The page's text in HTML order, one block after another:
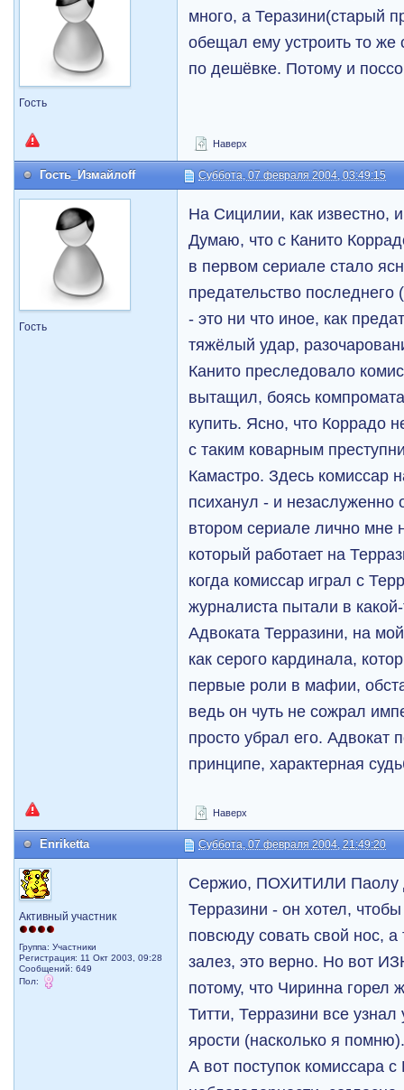
Гость
много, а Теразини(старый
обещал ему устроить то
по дешёвке. Потому и
Наверх
Гость_Измайлоff Суббота, 07 февраля 2004, 03:49:15
Гость
На Сицилии, как известно,
Думаю, что с Канито
в первом сериале стало
предательство
- это ни что иное, как
тяжёлый удар,
Канито преследовало
вытащил, боясь
купить. Ясно, что Коррадо
с таким коварным
Камастро. Здесь комиссар
психанул - и
втором сериале лично мне
который работает на
когда комиссар играл с
журналиста пытали в
Адвоката Терразини, на
как серого кардинала,
первые роли в мафии,
ведь он чуть не сожрал
просто убрал его. Адвокат
принципе, характерная
Наверх
Enriketta Суббота, 07 февраля 2004, 21:49:20
Активный участник
Группа: Участники
Регистрация: 11 Окт 2003, 09:28
Сообщений: 649
Пол:
Сержио, ПОХИТИЛИ Паолу
Терразини - он хотел,
повсюду совать свой нос, а
залез, это верно. Но вот
потому, что Чиринна горел
Титти, Терразини все
ярости (насколько я
А вот поступок комиссара с